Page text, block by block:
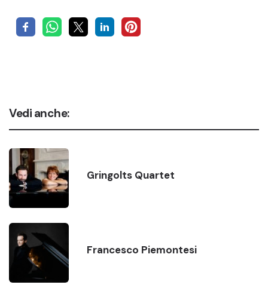
Vedi anche:
Gringolts Quartet
Francesco Piemontesi